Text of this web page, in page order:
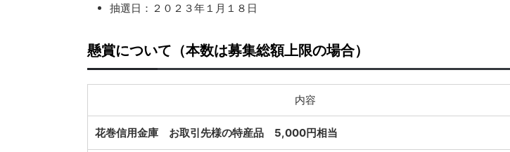
抽選日：２０２３年１月１８日
懸賞について（本数は募集総額上限の場合）
内容
花巻信用金庫 お取引先様の特産品 5,000円相当